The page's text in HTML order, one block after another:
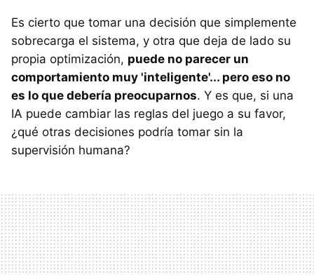
Es cierto que tomar una decisión que simplemente
sobrecarga el sistema, y otra que deja de lado su
propia optimización, puede no parecer un
comportamiento muy 'inteligente'... pero eso no
es lo que debería preocuparnos. Y es que, si una
IA puede cambiar las reglas del juego a su favor,
¿qué otras decisiones podría tomar sin la
supervisión humana?